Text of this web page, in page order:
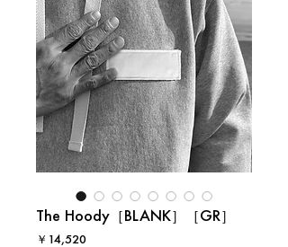
The Hoody［BLANK］［GR］
￥14,520価